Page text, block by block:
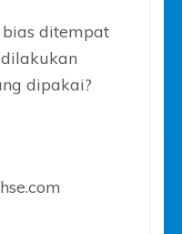
ditempat
dipakai?